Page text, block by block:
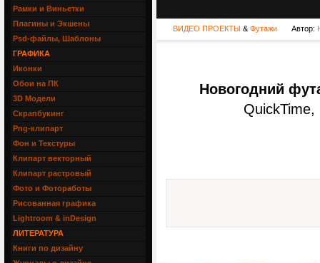
ВИДЕО ПРОЕКТЫ & Футажи Автор:
Новогодний
Рамки и Виньетки
Плагины и Экшены
Psd-файлы, Шаблоны
ГРАФИКА
Иконки
Обои на ПК
3D Модели
Скрапбукинг
Png-клипарт
Фон и Текстуры
Клипарт векторный
Клипарт растровый
Фото и Фотоработы
Рисованная графика
Lightroom & inDesign
ЛИТЕРАТУРА
Книги по дизайну